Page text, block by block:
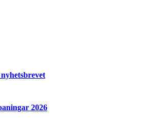
nyhetsbrevet
2026